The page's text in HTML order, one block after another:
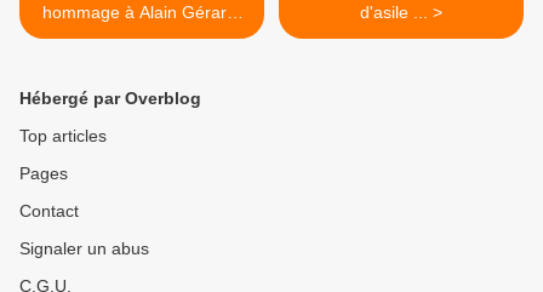
hommage à Alain Gérard,
son ancien maire
d'asile ... >
Hébergé par Overblog
Top articles
Pages
Contact
Signaler un abus
C.G.U.